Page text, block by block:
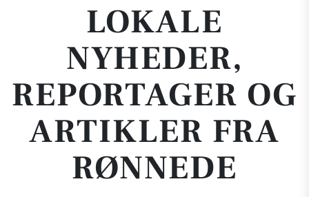
LOKALE
NYHEDER,
REPORTAGER OG
ARTIKLER FRA
RØNNEDE